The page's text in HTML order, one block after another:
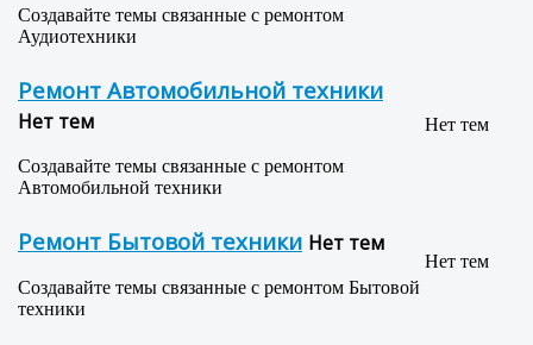
Создавайте темы связанные с ремонтом
Аудиотехники
Ремонт Автомобильной техники
Нет тем
Создавайте темы связанные с ремонтом
Автомобильной техники
Нет тем
Ремонт Бытовой техники Нет тем
Создавайте темы связанные с ремонтом Бытовой
техники
Нет тем